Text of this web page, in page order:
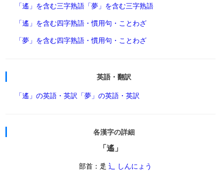
「遙」を含む三字熟語 「夢」を含む三字熟語
「遙」を含む四字熟語・慣用句・ことわざ
「夢」を含む四字熟語・慣用句・ことわざ
英語・翻訳
「遙」の英語・英訳 「夢」の英語・英訳
各漢字の詳細
「遙」
部首：辵 辶 しんにょう